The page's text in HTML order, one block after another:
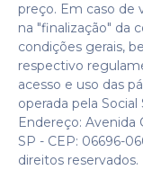
preço. Em caso de
na "finalização" da
condições gerais,
respectivo
acesso e uso das
operada pela Social
Endereço: Avenida
SP - CEP: 06696-
direitos reservados.